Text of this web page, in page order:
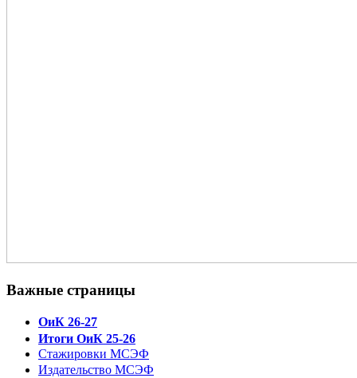
Важные страницы
ОиК 26-27
Итоги ОиК 25-26
Стажировки МСЭФ
Издательство МСЭФ